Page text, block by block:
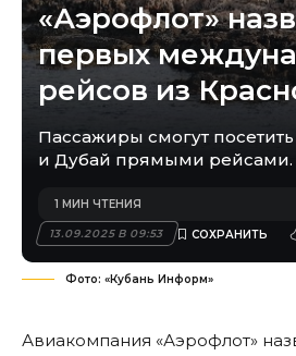
«Аэрофлот»
первых
рейсов из
Пассажиры смогут
и Дубай прямыми рейсами.
13.09.2025 В 09:53
1 МИН ЧТЕНИЯ
Фото: «Кубань Информ»
Авиакомпания «Аэрофлот»